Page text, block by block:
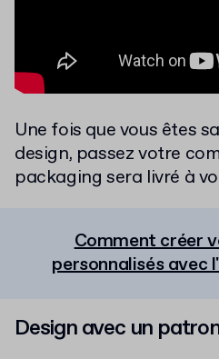
Une fois que vous êtes
design, passez votre
packaging sera livré à
Comment créer
personnalisés avec
Design avec un